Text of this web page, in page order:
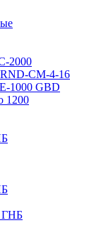
2000
CM-4-16
1000 GBD
1200
ГНБ